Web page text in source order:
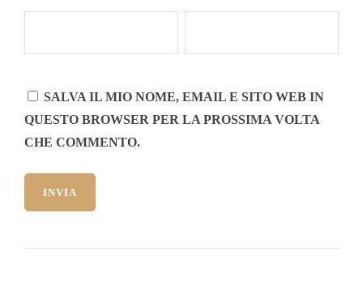
SALVA IL MIO NOME, EMAIL E SITO WEB IN
QUESTO BROWSER PER LA PROSSIMA VOLTA
CHE COMMENTO.